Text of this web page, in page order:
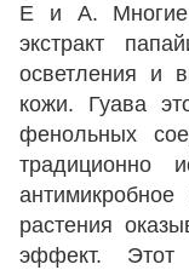
Е и А. Многие
экстракт
осветления и
кожи. Гуава
фенольных
традиционно
растения
эффект. Этот